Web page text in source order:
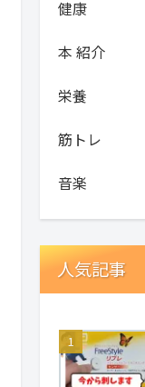
健康
本 紹介
栄養
筋トレ
音楽
人気記事